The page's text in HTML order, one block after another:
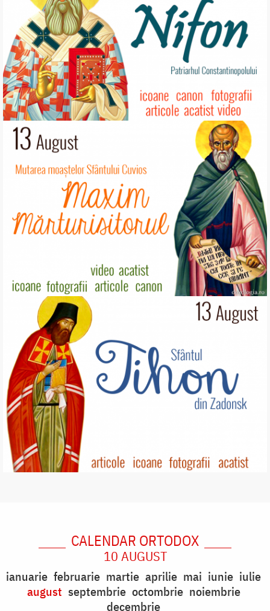
CALENDAR ORTODOX
10 AUGUST
ianuarie februarie martie aprilie mai iunie iulie
august septembrie octombrie noiembrie
decembrie